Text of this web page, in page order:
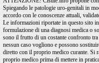
Spiegando le patologie uro-genitali in
accordo con le conoscenze attuali,
Le informazioni riportate in questo sito
formulazione di una diagnosi medica o
sono il frutto di un costante confronto
nessun caso vogliono e possono
diretto con il proprio medico curante. Si
proprio medico prima di mettere in